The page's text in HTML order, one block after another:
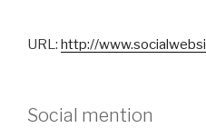
URL: http://
Social mention